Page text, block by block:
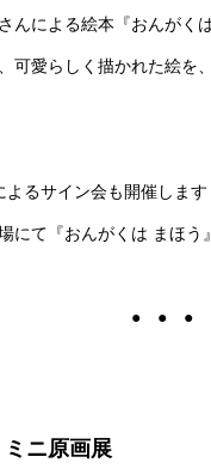
んによる絵本『おんがく
可愛らしく描かれた絵を
るサイン会も開催します
て『おんがくは まほう
● ● ●
ミニ原画展